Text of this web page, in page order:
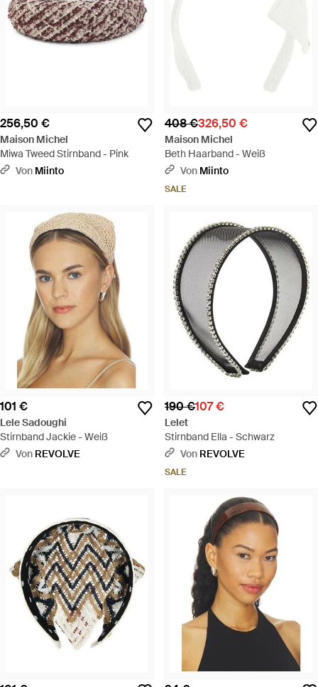
256,50 €
Maison Michel
Miwa Tweed Stirnband - Pink
Von Miinto
408 €326,50 €
Maison Michel
Beth Haarband - Weiß
Von Miinto
SALE
101 €
Lele Sadoughi
Stirnband Jackie - Weiß
Von REVOLVE
190 €107 €
Lelet
Stirnband Ella - Schwarz
Von REVOLVE
SALE